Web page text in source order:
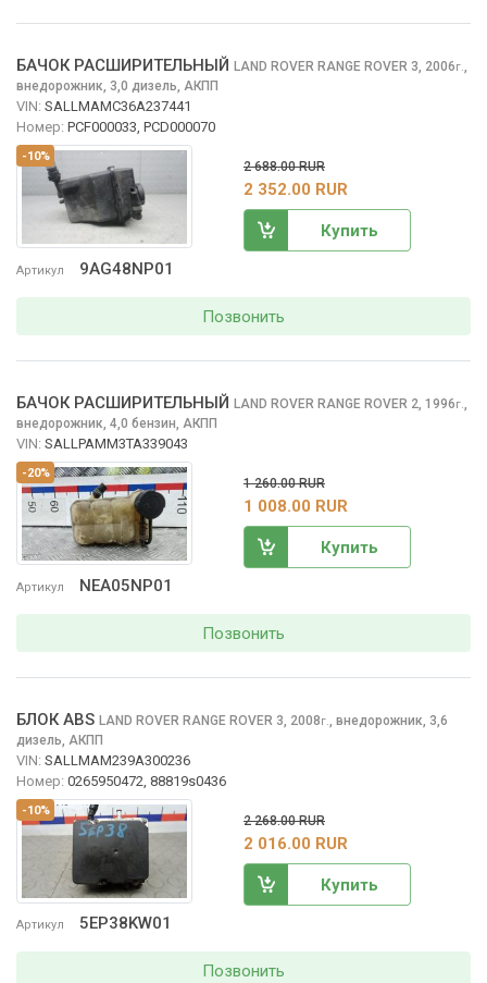
-10%
Артикул 9AG48NP01
БАЧОК РАСШИРИТЕЛЬНЫЙ LAND ROVER RANGE ROVER 3, 2006г.
внедорожник, 3,0 дизель, АКПП
VIN: SALLMAMC36A237441
Номер: PCF000033, PCD000070
2 688.00 RUR
2 352.00 RUR
Купить
Позвонить
-20%
Артикул NEA05NP01
БАЧОК РАСШИРИТЕЛЬНЫЙ LAND ROVER RANGE ROVER 2, 1996г.
внедорожник, 4,0 бензин, АКПП
VIN: SALLPAMM3TA339043
1 260.00 RUR
1 008.00 RUR
Купить
Позвонить
-10%
Артикул 5EP38KW01
БЛОК ABS LAND ROVER RANGE ROVER 3, 2008г. внедорожник, 3,6
дизель, АКПП
VIN: SALLMAM239A300236
Номер: 0265950472, 88819s0436
2 268.00 RUR
2 016.00 RUR
Купить
Позвонить